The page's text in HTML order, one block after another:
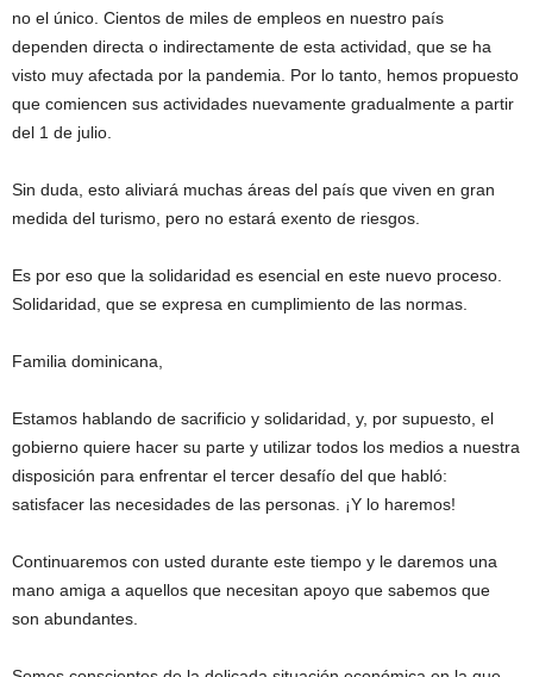
no el único. Cientos de miles de empleos en nuestro país
dependen directa o indirectamente de esta actividad, que se ha
visto muy afectada por la pandemia. Por lo tanto, hemos propuesto
que comiencen sus actividades nuevamente gradualmente a partir
del 1 de julio.
Sin duda, esto aliviará muchas áreas del país que viven en gran
medida del turismo, pero no estará exento de riesgos.
Es por eso que la solidaridad es esencial en este nuevo proceso.
Solidaridad, que se expresa en cumplimiento de las normas.
Familia dominicana,
Estamos hablando de sacrificio y solidaridad, y, por supuesto, el
gobierno quiere hacer su parte y utilizar todos los medios a nuestra
disposición para enfrentar el tercer desafío del que habló:
satisfacer las necesidades de las personas. ¡Y lo haremos!
Continuaremos con usted durante este tiempo y le daremos una
mano amiga a aquellos que necesitan apoyo que sabemos que
son abundantes.